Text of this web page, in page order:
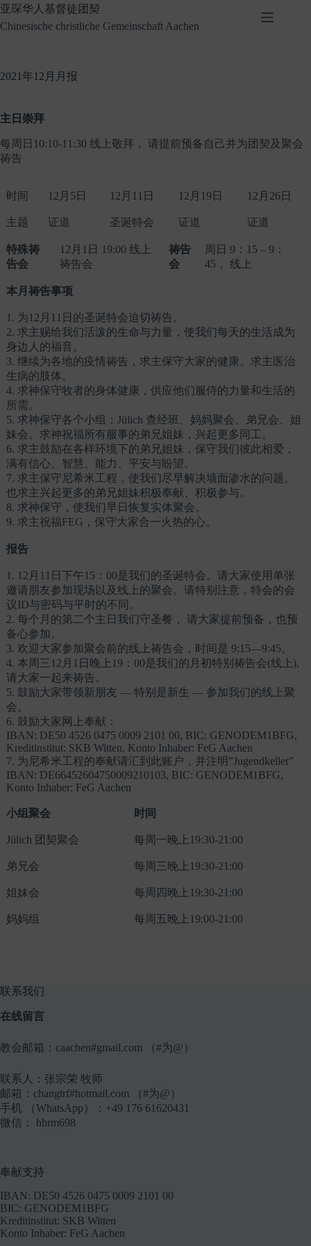
Skip
content
亚琛华人基督徒团契
Chinesische christliche Gemeinschaft Aachen
2021年12月月报
主日崇拜
每周日10:10-11:30 线上敬拜， 请提前预备自己并为团契及聚会
祷告
时间 12月5日 12月11日 12月19日 12月26日
主题 证道 圣诞特会 证道 证道
特殊祷
告会
12月1日 19:00 线上
祷告会
祷告
会
周日 9：15 – 9：
45， 线上
本月祷告事项
1. 为12月11日的圣诞特会迫切祷告。
2. 求主赐给我们活泼的生命与力量，使我们每天的生活成为
身边人的福音。
3. 继续为各地的疫情祷告，求主保守大家的健康。求主医治
生病的肢体。
4. 求神保守牧者的身体健康，供应他们服侍的力量和生活的
所需。
5. 求神保守各个小组：Jülich 查经班、妈妈聚会、弟兄会、姐
妹会。求神祝福所有服事的弟兄姐妹，兴起更多同工。
6. 求主鼓励在各样环境下的弟兄姐妹，保守我们彼此相爱，
满有信心、智慧、能力、平安与盼望。
7. 求主保守尼希米工程，使我们尽早解决墙面渗水的问题。
也求主兴起更多的弟兄姐妹积极奉献、积极参与。
8. 求神保守，使我们早日恢复实体聚会。
9. 求主祝福FEG，保守大家合一火热的心。
报告
1. 12月11日下午15：00是我们的圣诞特会。请大家使用单张
邀请朋友参加现场以及线上的聚会。请特别注意，特会的会
议ID与密码与平时的不同。
2. 每个月的第二个主日我们守圣餐， 请大家提前预备，也预
备心参加。
3. 欢迎大家参加聚会前的线上祷告会，时间是 9:15—9:45。
4. 本周三12月1日晚上19：00是我们的月初特别祷告会(线上),
请大家一起来祷告。
5. 鼓励大家带领新朋友 — 特别是新生 — 参加我们的线上聚
会。
6. 鼓励大家网上奉献：
IBAN: DE50 4526 0475 0009 2101 00, BIC: GENODEM1BFG,
Kreditinstitut: SKB Witten, Konto Inhaber: FeG Aachen
7. 为尼希米工程的奉献请汇到此账户，并注明”Jugendkeller”
IBAN: DE66452604750009210103, BIC: GENODEM1BFG,
Konto Inhaber: FeG Aachen
小组聚会 时间
Jülich 团契聚会 每周一晚上19:30-21:00
弟兄会 每周三晚上19:30-21:00
姐妹会 每周四晚上19:30-21:00
妈妈组 每周五晚上19:00-21:00
联系我们
在线留言
教会邮箱：caachen#gmail.com （#为@）
联系人：张宗荣 牧师
邮箱：changtrf#hotmail.com （#为@）
手机 （WhatsApp）：+49 176 61620431
微信： hbrm698
奉献支持
IBAN: DE50 4526 0475 0009 2101 00
BIC: GENODEM1BFG
Kreditinstitut: SKB Witten
Konto Inhaber: FeG Aachen